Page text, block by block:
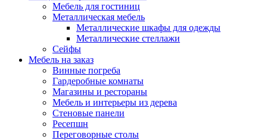
Мебель для гостиниц
Металлическая мебель
Металлические шкафы для одежды
Металлические стеллажи
Сейфы
Мебель на заказ
Винные погреба
Гардеробные комнаты
Магазины и рестораны
Мебель и интерьеры из дерева
Стеновые панели
Ресепшн
Переговорные столы